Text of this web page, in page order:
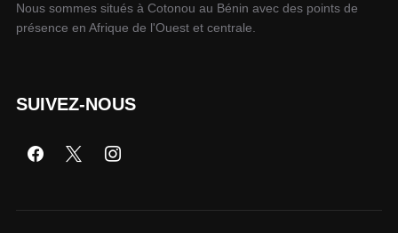
Nous sommes situés à Cotonou au Bénin avec des points de
présence en Afrique de l'Ouest et centrale.
SUIVEZ-NOUS